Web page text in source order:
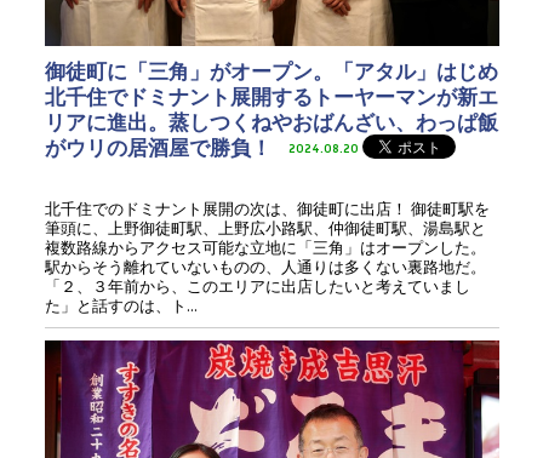
御徒町に「三角」がオープン。「アタル」はじめ
北千住でドミナント展開するトーヤーマンが新エ
リアに進出。蒸しつくねやおばんざい、わっぱ飯
がウリの居酒屋で勝負！
2024.08.20
北千住でのドミナント展開の次は、御徒町に出店！ 御徒町駅を
筆頭に、上野御徒町駅、上野広小路駅、仲御徒町駅、湯島駅と
複数路線からアクセス可能な立地に「三角」はオープンした。
駅からそう離れていないものの、人通りは多くない裏路地だ。
「２、３年前から、このエリアに出店したいと考えていまし
た」と話すのは、ト...